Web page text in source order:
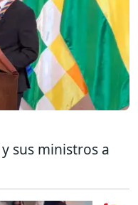
sus ministros a